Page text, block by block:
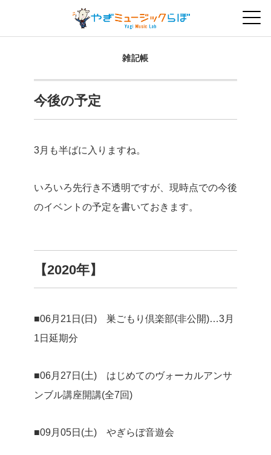
雑記帳
今後の予定
3月も半ばに入りますね。
いろいろ先行き不透明ですが、現時点での今後
のイベントの予定を書いておきます。
【2020年】
■06月21日(日) 巣ごもり倶楽部(非公開)…3月
1日延期分
■06月27日(土) はじめてのヴォーカルアンサ
ンブル講座開講(全7回)
■09月05日(土) やぎらぼ音遊会